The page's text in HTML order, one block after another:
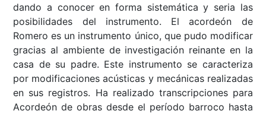
dando a conocer en forma sistemática y seria las
posibilidades del instrumento. El acordeón de
Romero es un instrumento único, que pudo modificar
gracias al ambiente de investigación reinante en la
casa de su padre. Este instrumento se caracteriza
por modificaciones acústicas y mecánicas realizadas
en sus registros. Ha realizado transcripciones para
Acordeón de obras desde el período barroco hasta